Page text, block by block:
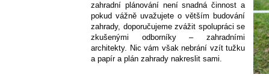
zahradní plánování není snadná činnost a
pokud vážně uvažujete o větším budování
zahrady, doporučujeme zvážit spolupráci se
zkušenými odborníky – zahradními
architekty. Nic vám však nebrání vzít tužku
a papír a plán zahrady nakreslit sami.